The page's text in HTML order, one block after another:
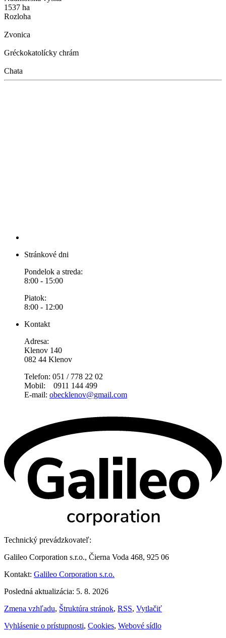
1537 ha
Rozloha
Zvonica
Gréckokatolícky chrám
Chata
Stránkové dni
Pondelok a streda:
8:00 - 15:00
Piatok:
8:00 - 12:00
Kontakt
Adresa:
Klenov 140
082 44 Klenov
Telefon: 051 / 778 22 02
Mobil: 0911 144 499
E-mail: obecklenov@gmail.com
Technický prevádzkovateľ:
Galileo Corporation s.r.o., Čierna Voda 468, 925 06
Kontakt: Galileo Corporation s.r.o.
Posledná aktualizácia: 5. 8. 2026
Zmena vzhľadu, Štruktúra stránok, RSS, Vytlačiť
Vyhlásenie o prístupnosti, Cookies, Webové sídlo